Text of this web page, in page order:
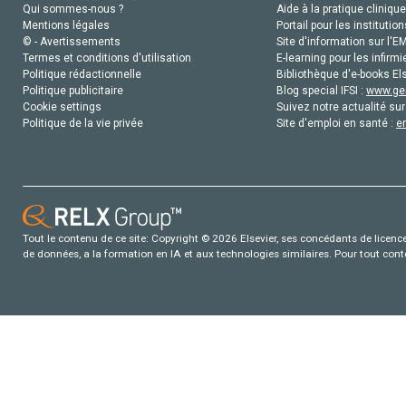
Qui sommes-nous ?
Mentions légales
© - Avertissements
Termes et conditions d'utilisation
Politique rédactionnelle
Politique publicitaire
Cookie settings
Politique de la vie privée
Aide à la pratique
Portail pour les
Site d'information sur
E-learning pour les
Bibliothèque d'e-books
Blog special IFSI :
Suivez notre actualité
Site d'emploi en santé :
Tout le contenu de ce site: Copyright © 2026 Elsevier, ses concédants de
de données, a la formation en IA et aux technologies similaires. Pour tout